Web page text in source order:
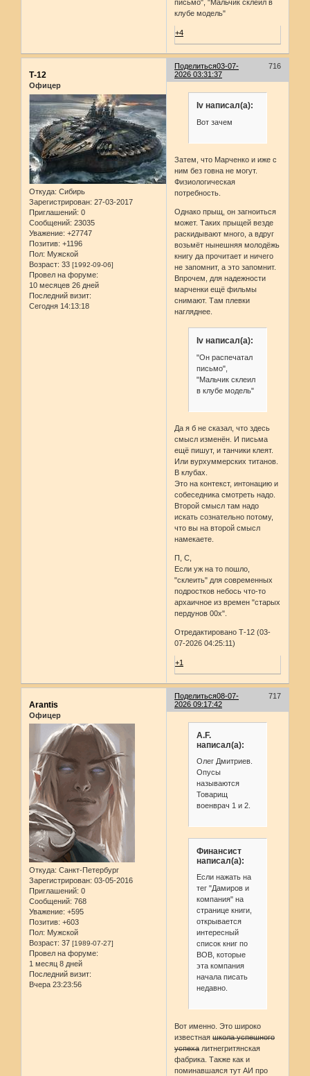
письмо", "Мальчик склеил в
клубе модель"
+4
Поделиться 716
03-07-
2026 03:31:37
Т-12
Офицер
Откуда: Сибирь
Зарегистрирован: 27-03-2017
Приглашений: 0
Сообщений: 23035
Уважение: +27747
Позитив: +1196
Пол: Мужской
Возраст: 33 [1992-09-06]
Провел на форуме:
10 месяцев 26 дней
Последний визит:
Сегодня 14:13:18
Iv написал(а):
Вот зачем
Затем, что Марченко и иже с
ним без говна не могут.
Физиологическая
потребность.
Однако прыщ, он загноиться
может. Таких прыщей везде
раскидывают много, а вдруг
возьмёт нынешняя молодёжь
книгу да прочитает и ничего
не запомнит, а это запомнит.
Впрочем, для надежности
марченки ещё фильмы
снимают. Там плевки
нагляднее.
Iv написал(а):
"Он распечатал
письмо",
"Мальчик склеил
в клубе модель"
Да я б не сказал, что здесь
смысл изменён. И письма
ещё пишут, и танчики клеят.
Или вурхуммерских титанов.
В клубах.
Это на контекст, интонацию и
собеседника смотреть надо.
Второй смысл там надо
искать сознательно потому,
что вы на второй смысл
намекаете.
П, С,
Если уж на то пошло,
"склеить" для современных
подростков небось что-то
архаичное из времен "старых
пердунов 00х".
Отредактировано Т-12 (03-
07-2026 04:25:11)
+1
Поделиться 717
08-07-
2026 09:17:42
Arantis
Офицер
Откуда: Санкт-Петербург
Зарегистрирован: 03-05-2016
Приглашений: 0
Сообщений: 768
Уважение: +595
Позитив: +603
Пол: Мужской
Возраст: 37 [1989-07-27]
Провел на форуме:
1 месяц 8 дней
Последний визит:
Вчера 23:23:56
A.F.
написал(а):
Олег Дмитриев.
Опусы
называются
Товарищ
военврач 1 и 2.
Финансист
написал(а):
Если нажать на
тег "Дамиров и
компания" на
странице книги,
открывается
интересный
список книг по
ВОВ, которые
эта компания
начала писать
недавно.
Вот именно. Это широко
известнаяшкола успешного
успеха литнегритянская
фабрика. Также как и
поминавшаяся тут АИ про